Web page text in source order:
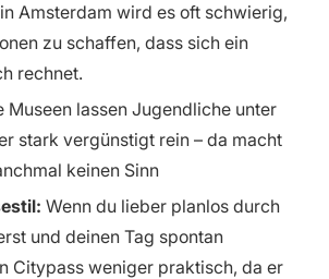
Amsterdam wird es oft schwierig,
zu schaffen, dass sich ein
rechnet.
Museen lassen Jugendliche unter
stark vergünstigt rein – da macht
keinen Sinn
Wenn du lieber planlos durch
und deinen Tag spontan
Citypass weniger praktisch, da er